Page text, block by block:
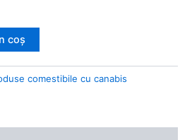
coș
comestibile cu canabis